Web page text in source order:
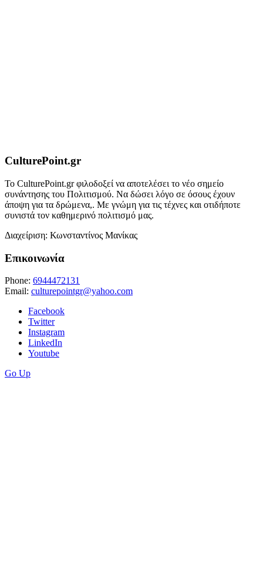
CulturePoint.gr
Το CulturePoint.gr φιλοδοξεί να αποτελέσει το νέο σημείο
συνάντησης του Πολιτισμού. Να δώσει λόγο σε όσους έχουν
άποψη για τα δρώμενα,. Με γνώμη για τις τέχνες και οτιδήποτε
συνιστά τον καθημερινό πολιτισμό μας.
Διαχείριση: Κωνσταντίνος Μανίκας
Επικοινωνία
Phone: 6944472131
Email: culturepointgr@yahoo.com
Facebook
Twitter
Instagram
LinkedIn
Youtube
Go Up